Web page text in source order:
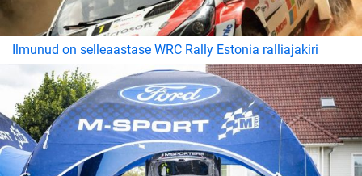
Ilmunud on selleaastase WRC Rally Estonia ralliajakiri